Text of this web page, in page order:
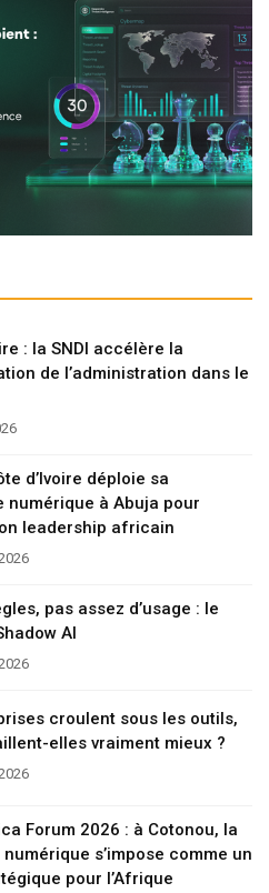
: la SNDI accélère la
de l’administration dans le
d’Ivoire déploie sa
numérique à Abuja pour
leadership africain
pas assez d’usage : le
AI
croulent sous les outils,
elles vraiment mieux ?
Forum 2026 : à Cotonou, la
s’impose comme un
pour l’Afrique